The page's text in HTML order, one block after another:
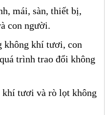
mái, sàn, thiết bị,
con người.
không khí tươi, con
trình trao đổi không
khí tươi và rò lọt không